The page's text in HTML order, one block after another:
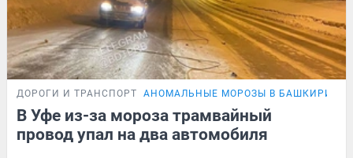
ДОРОГИ И ТРАНСПОРТ АНОМАЛЬНЫЕ МОРОЗЫ В БАШКИРИИ
В Уфе из-за мороза трамвайный
провод упал на два автомобиля